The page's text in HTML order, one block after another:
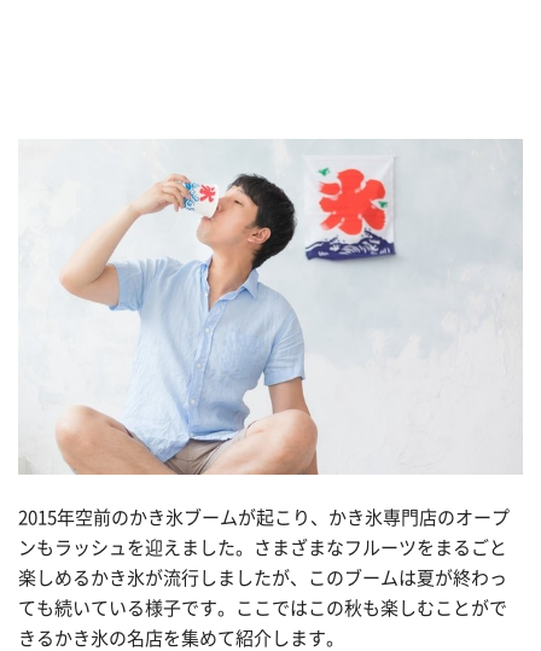
2015年空前のかき氷ブームが起こり、かき氷専門店のオープ
ンもラッシュを迎えました。さまざまなフルーツをまるごと
楽しめるかき氷が流行しましたが、このブームは夏が終わっ
ても続いている様子です。ここではこの秋も楽しむことがで
きるかき氷の名店を集めて紹介します。